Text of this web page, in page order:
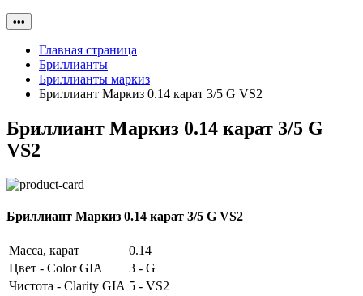
•••
Главная страница
Бриллианты
Бриллианты маркиз
Бриллиант Маркиз 0.14 карат 3/5 G VS2
Бриллиант Маркиз 0.14 карат 3/5 G
VS2
Бриллиант Маркиз 0.14 карат 3/5 G VS2
Масса, карат
0.14
Цвет - Color GIA
3 - G
Чистота - Clarity GIA 5 - VS2